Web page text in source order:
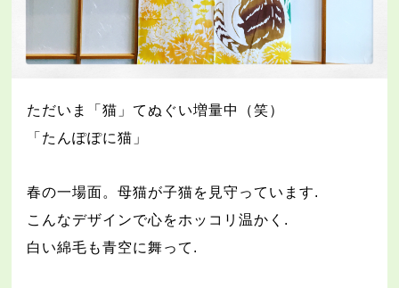
ただいま「猫」てぬぐい増量中（笑）
「たんぽぽに猫」
春の一場面。母猫が子猫を見守っています.
こんなデザインで心をホッコリ温かく .
白い綿毛も青空に舞って .